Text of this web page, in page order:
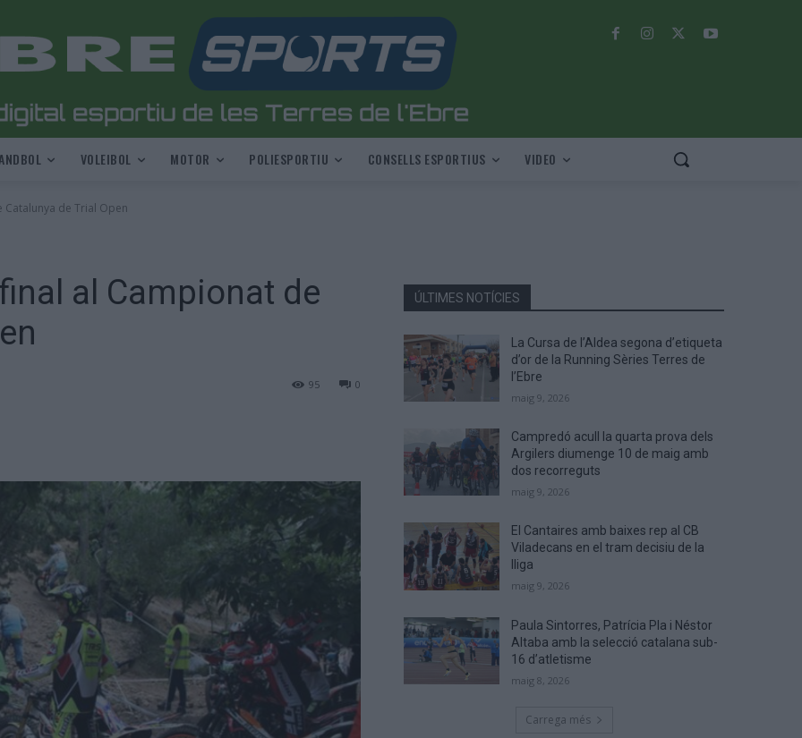
VOLEIBOL MOTOR POLIESPORTIU CONSELLS ESPORTIUS VIDEO
de Trial Open
al Campionat de
0
95
ÚLTIMES NOTÍCIES
La Cursa de l’Aldea segona d’etiqueta
d’or de la Running Sèries Terres de
l’Ebre
maig 9, 2026
Campredó acull la quarta prova dels
Argilers diumenge 10 de maig amb
dos recorreguts
maig 9, 2026
El Cantaires amb baixes rep al CB
Viladecans en el tram decisiu de la
lliga
maig 9, 2026
Paula Sintorres, Patrícia Pla i Néstor
Altaba amb la selecció catalana sub-
16 d’atletisme
maig 8, 2026
Carrega més